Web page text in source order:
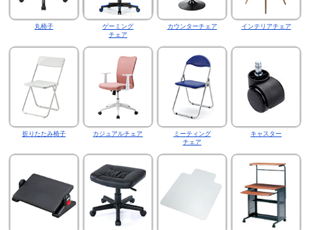
丸椅子
ゲーミング
チェア
カウンターチェア インテリアチェア
折りたたみ椅子 カジュアルチェア
ミーティング
チェア
キャスター